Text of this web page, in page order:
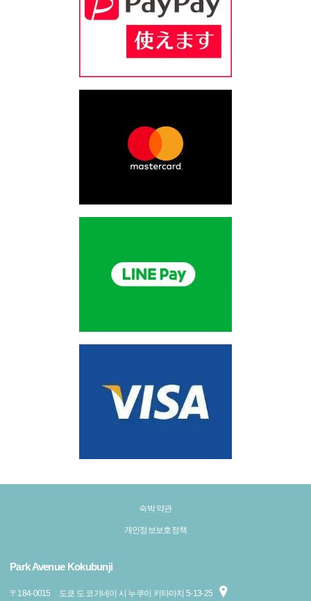
숙박 약관
개인정보보호정책
Park Avenue Kokubunji
〒 184-0015 도쿄 도 코가네이 시 누쿠이 키타마치 5-13-25